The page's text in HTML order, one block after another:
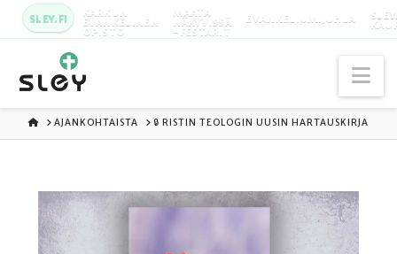
SLEY.FI KARKUN
EVANKELINEN
OPISTO
MAATA
NÄKYVISSÄ
-FESTARIT
EVANKELIUMIJUHLA
ETUSIVU
AJANKOHTAISTA 🔒 RISTIN TEOLOGIN UUSIN HARTAUSKIRJA